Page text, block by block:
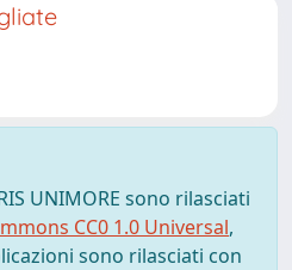
UNIMORE sono rilasciati
CC0 1.0 Universal,
sono rilasciati con